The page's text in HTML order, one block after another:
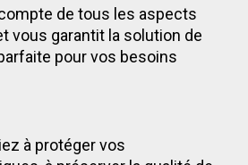
de tous les aspects
vous garantit la solution de
pour vos besoins
à protéger vos